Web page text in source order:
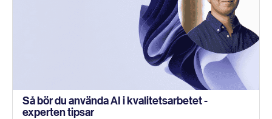
Så bör du använda AI i kvalitetsarbetet -
experten tipsar